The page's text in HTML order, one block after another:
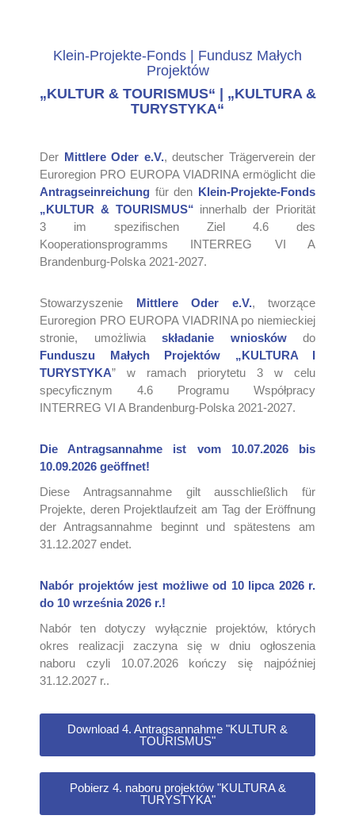
Klein-Projekte-Fonds | Fundusz Małych
Projektów
„KULTUR & TOURISMUS“ | „KULTURA &
TURYSTYKA“
Der Mittlere Oder e.V., deutscher Trägerverein der
Euroregion PRO EUROPA VIADRINA ermöglicht die
Antragseinreichung für den Klein-Projekte-Fonds
„KULTUR & TOURISMUS“ innerhalb der Priorität
3 im spezifischen Ziel 4.6 des
Kooperationsprogramms INTERREG VI A
Brandenburg-Polska 2021-2027.
Stowarzyszenie Mittlere Oder e.V., tworzące
Euroregion PRO EUROPA VIADRINA po niemieckiej
stronie, umożliwia składanie wnioskówdo
Funduszu Małych Projektów „KULTURA I
TURYSTYKA” w ramach priorytetu 3 w celu
specyficznym 4.6 Programu Współpracy
INTERREG VI A Brandenburg-Polska 2021-2027.
Die Antragsannahme ist vom 10.07.2026 bis
10.09.2026 geöffnet!
Diese Antragsannahme gilt ausschließlich für
Projekte, deren Projektlaufzeit am Tag der Eröffnung
der Antragsannahme beginnt und spätestens am
31.12.2027 endet.
Nabór projektów jest możliwe od 10 lipca 2026 r.
do 10 września 2026 r.!
Nabór ten dotyczy wyłącznie projektów, których
okres realizacji zaczyna się w dniu ogłoszenia
naboru czyli 10.07.2026 kończy się najpóźniej
31.12.2027 r..
Download 4. Antragsannahme "KULTUR &
TOURISMUS"
Pobierz 4. naboru projektów "KULTURA &
TURYSTYKA"